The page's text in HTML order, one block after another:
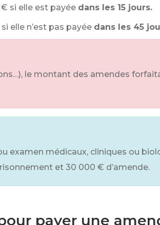
€ si elle est payée dans les 15 jours.
si elle n’est pas payée dans les 45
le montant des amendes
examen médicaux, cliniques ou
et 30 000 € d’amende.
payer une